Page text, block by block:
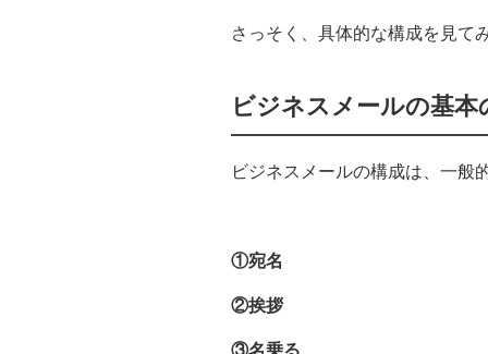
さっそく、具体的な構成を見て
ビジネスメールの基本
ビジネスメールの構成は、一般
①宛名
②挨拶
③名乗る